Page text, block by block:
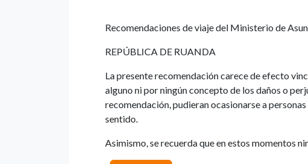
Recomendaciones de viaje del Ministerio de
REPÚBLICA DE RUANDA
La presente recomendación carece de efecto
alguno ni por ningún concepto de los daños o
recomendación, pudieran ocasionarse a
sentido.
Asimismo, se recuerda que en estos momentos